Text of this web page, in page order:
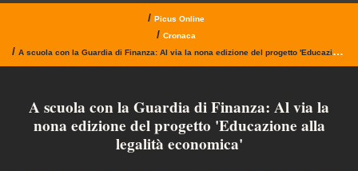
/ Picus Online
/ Cronaca
/ A scuola con la Guardia di Finanza: Al via la nona edizione del progetto 'Educazione alla legalità economica'
A scuola con la Guardia di Finanza: Al via la
nona edizione del progetto 'Educazione alla
legalità economica'